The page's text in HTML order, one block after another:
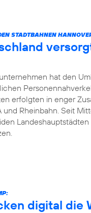
STADTBAHNEN
hat den
erfolgten in enger
und Rheinbahn. Seit
digital die